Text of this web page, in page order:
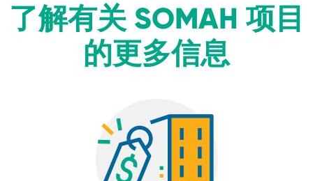
了解有关 SOMAH 项目
的更多信息